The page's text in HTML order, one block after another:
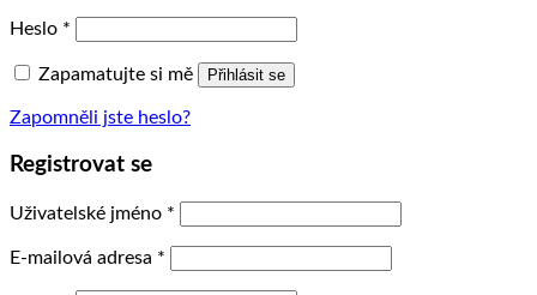
Heslo *
Zapamatujte si mě Přihlásit se
Zapomněli jste heslo?
Registrovat se
Uživatelské jméno *
E-mailová adresa *